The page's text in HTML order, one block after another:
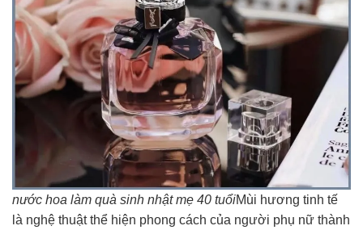
nước hoa làm quà sinh nhật mẹ 40 tuổiMùi hương tinh tế
là nghệ thuật thể hiện phong cách của người phụ nữ thành